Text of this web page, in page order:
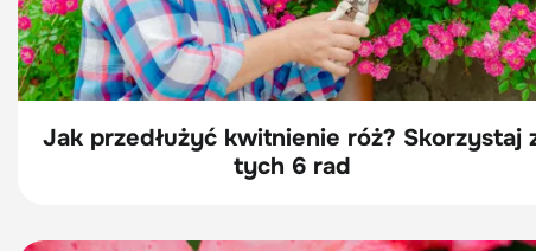
Jak przedłużyć kwitnienie róż? Skorzystaj
tych 6 rad